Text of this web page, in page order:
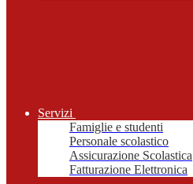
Servizi
Famiglie e studenti
Personale scolastico
Assicurazione Scolastica
Fatturazione Elettronica